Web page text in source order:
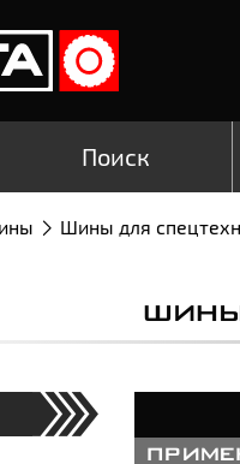
Поиск
Шины для